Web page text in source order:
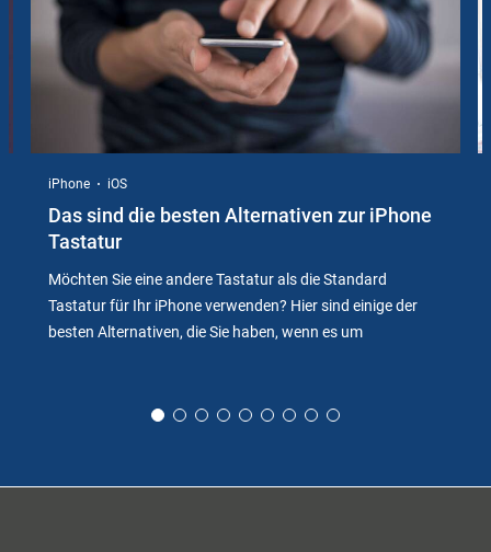
iPhone iOS
Das sind die besten Alternativen zur iPhone
Tastatur
Möchten Sie eine andere Tastatur als die Standard
Tastatur für Ihr iPhone verwenden? Hier sind einige der
besten Alternativen, die Sie haben, wenn es um